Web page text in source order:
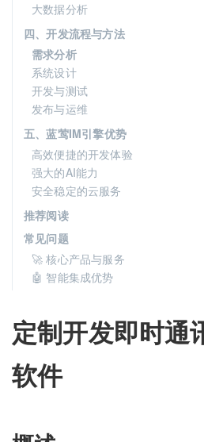
定制开发即时通
软件
大数据分析
四、开发流程与方法
需求分析
系统设计
开发与测试
发布与运维
五、蓝莺IM引擎优势
高效便捷的开发体验
强大的AI能力
安全稳定的云服务
推荐阅读
常见问题
🚀 核心产品与服务
🤖 智能集成优势